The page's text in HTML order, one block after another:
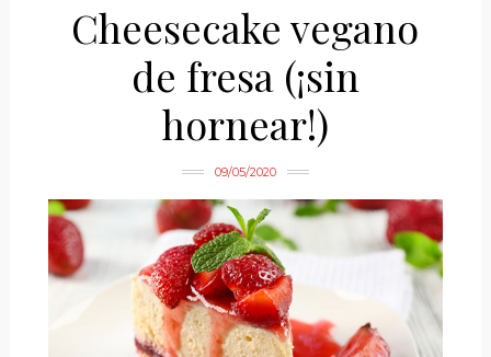
Cheesecake vegano
de fresa (¡sin
hornear!)
09/05/2020